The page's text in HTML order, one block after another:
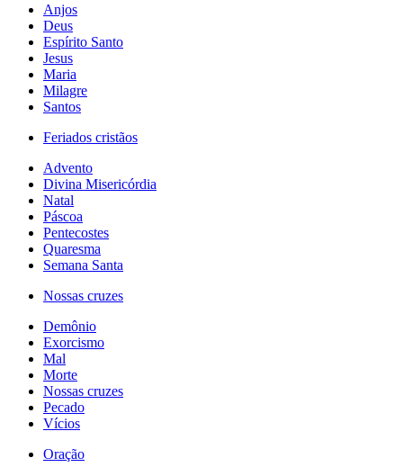
Anjos
Deus
Espírito Santo
Jesus
Maria
Milagre
Santos
Feriados cristãos
Advento
Divina Misericórdia
Natal
Páscoa
Pentecostes
Quaresma
Semana Santa
Nossas cruzes
Demônio
Exorcismo
Mal
Morte
Nossas cruzes
Pecado
Vícios
Oração